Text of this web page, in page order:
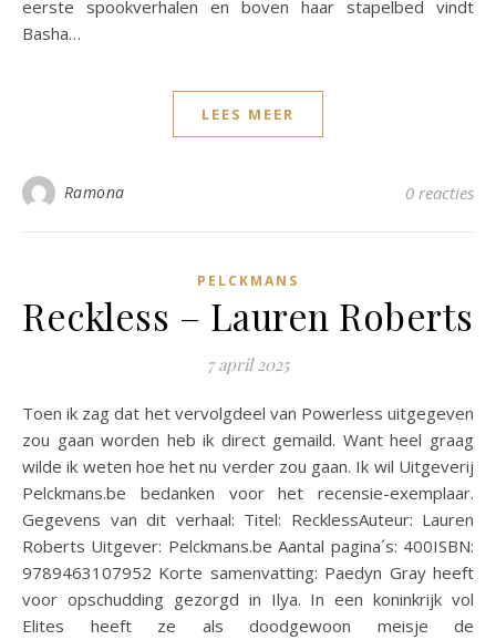
eerste spookverhalen en boven haar stapelbed vindt
Basha…
LEES MEER
Ramona 0 reacties
PELCKMANS
Reckless – Lauren Roberts
7 april 2025
Toen ik zag dat het vervolgdeel van Powerless uitgegeven
zou gaan worden heb ik direct gemaild. Want heel graag
wilde ik weten hoe het nu verder zou gaan. Ik wil Uitgeverij
Pelckmans.be bedanken voor het recensie-exemplaar.
Gegevens van dit verhaal: Titel: RecklessAuteur: Lauren
Roberts Uitgever: Pelckmans.be Aantal pagina´s: 400ISBN:
9789463107952 Korte samenvatting: Paedyn Gray heeft
voor opschudding gezorgd in Ilya. In een koninkrijk vol
Elites heeft ze als doodgewoon meisje de